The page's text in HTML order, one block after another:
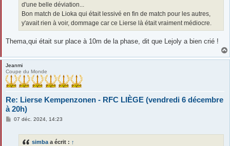
d'une belle déviation...
Bon match de Lioka qui était lessivé en fin de match pour les autres,
y'avait rien à voir, dommage car ce Lierse là était vraiment médiocre.
Thema,qui était sur place à 10m de la phase, dit que Lejoly a bien crié !
Jeanmi
Coupe du Monde
Re: Lierse Kempenzonen - RFC LIÈGE (vendredi 6 décembre
à 20h)
M07 déc. 2024, 14:23
simba a écrit : ↑